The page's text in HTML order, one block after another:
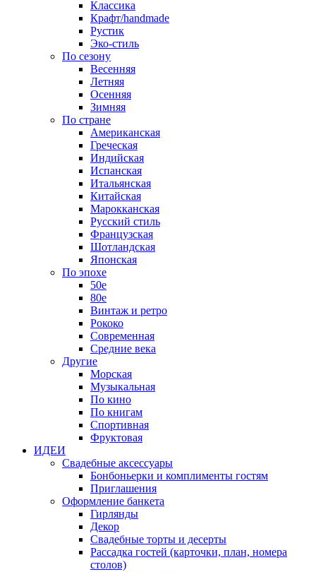
Классика
Крафт/handmade
Рустик
Эко-стиль
По сезону
Весенняя
Летняя
Осенняя
Зимняя
По стране
Американская
Греческая
Индийская
Испанская
Итальянская
Китайская
Марокканская
Русский стиль
Французская
Шотландская
Японская
По эпохе
50е
80е
Винтаж и ретро
Рококо
Современная
Средние века
Другие
Морская
Музыкальная
По кино
По книгам
Спортивная
Фруктовая
ИДЕИ
Свадебные аксессуары
Бонбоньерки и комплименты гостям
Приглашения
Оформление банкета
Гирлянды
Декор
Свадебные торты и десерты
Рассадка гостей (карточки, план, номера
столов)